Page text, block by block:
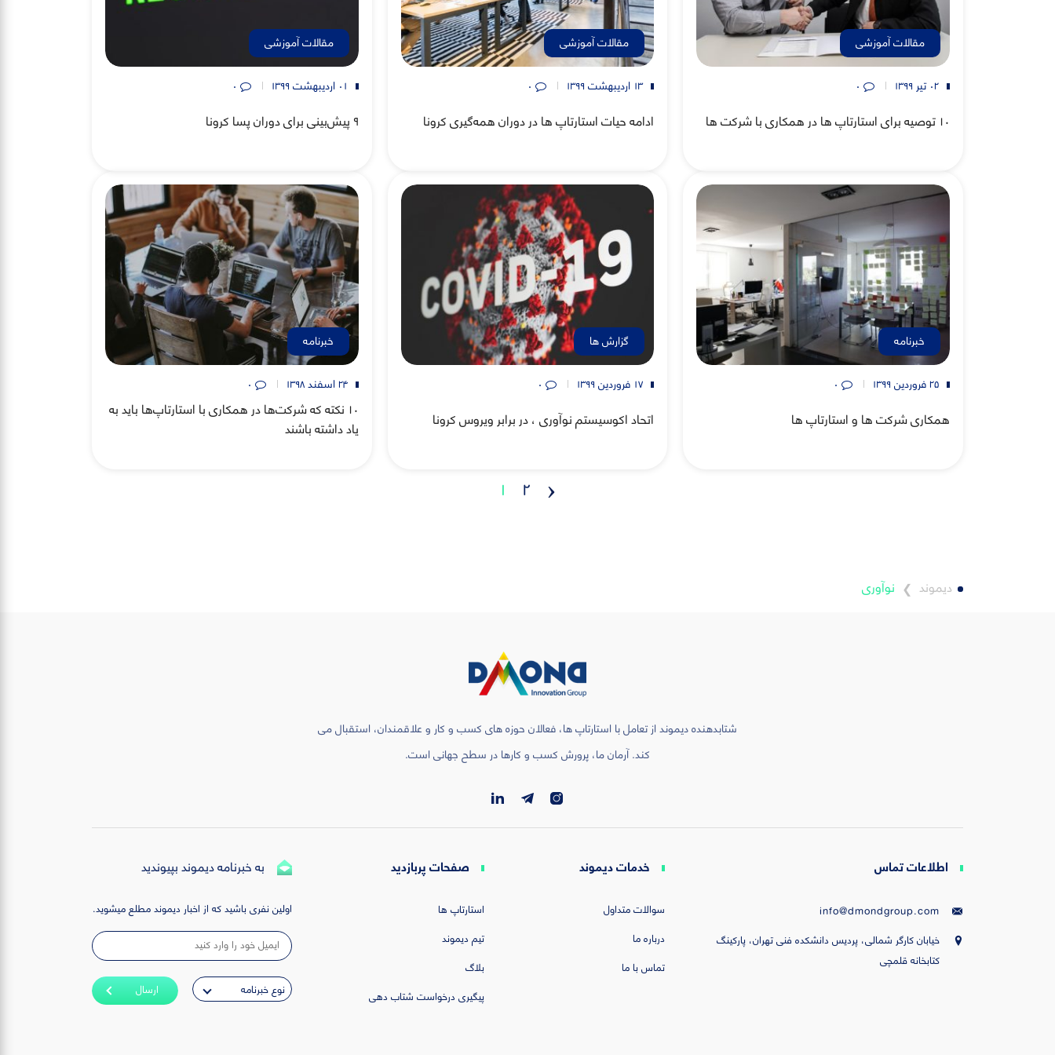
مقالات آموزشی
۰۲ تیر ۱۳۹۹
١٠ توصیه برای استارتاپ ها در همکاری با شرکت ها
مقالات آموزشی
۱۳ اردیبهشت ۱۳۹۹
۰
ادامه حیات استارتاپ ها در دوران همه‌گیری کرونا
مقالات آموزشی
۰۱ اردیبهشت ۱۳۹۹
۹ پیش‌بینی برای دوران پسا کرونا
خبرنامه
۲۵ فروردین ۱۳۹۹
همکاری شرکت‌ ها و استارتاپ‌ ها
گزارش ها
۱۷ فروردین ۱۳۹۹
۰
اتحاد اکوسیستم نوآوری ، در برابر ویروس کرونا
خبرنامه
۲۴ اسفند ۱۳۹۸
١٠ نکته که شرکت‌ها در همکاری با استارتاپ‌ها باید به
یاد داشته باشند
۱ ۲ ‹
دیموند ❯ نوآوری
شتابدهنده دیموند از تعامل با استارتاپ ها، فعالان حوزه های کسب و کار و علاقمندان، استقبال می
کند. آرمان ما، پرورش کسب و کارها در سطح جهانی است.
اطلاعات تماس
info@dmondgroup.com
خیابان کارگر شمالی، پردیس دانشکده فنی تهران، پارکینگ
کتابخانه قلمچی
خدمات دیموند
سوالات متداول
درباره ما
تماس با ما
صفحات پربازدید
استارتاپ ها
تیم دیموند
بلاگ
پیگیری درخواست شتاب دهی
به خبرنامه دیموند بپیوندید
اولین نفری باشید که از اخبار دیموند مطلع میشوید.
ارسال